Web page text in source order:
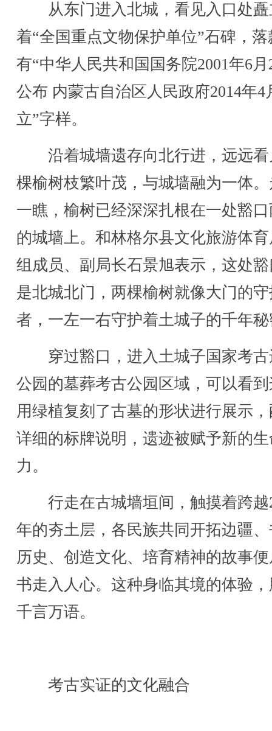
从东门进入北城，看见入口处矗
着“全国重点文物保护单位”石碑，落
有“中华人民共和国国务院2001年6月
公布 内蒙古自治区人民政府2014年4
立”字样。
沿着城墙遗存向北行进，远远看
棵榆树枝繁叶茂，与城墙融为一体
一瞧，榆树已经深深扎根在一处豁
的城墙上。和林格尔县文化旅游体
组成员、副局长石景旭表示，这处
是北城北门，两棵榆树就像大门的
者，一左一右守护着土城子的千年
穿过豁口，进入土城子国家考古
公园的墓葬考古公园区域，可以看
用绿植复刻了古墓的形状进行展示
详细的标牌说明，遗迹被赋予新的
力。
行走在古城墙垣间，触摸着跨越
年的夯土层，各民族共同开拓边疆
历史、创造文化、培育精神的故事
书走入人心。这种身临其境的体验
千言万语。
考古实证的文化融合